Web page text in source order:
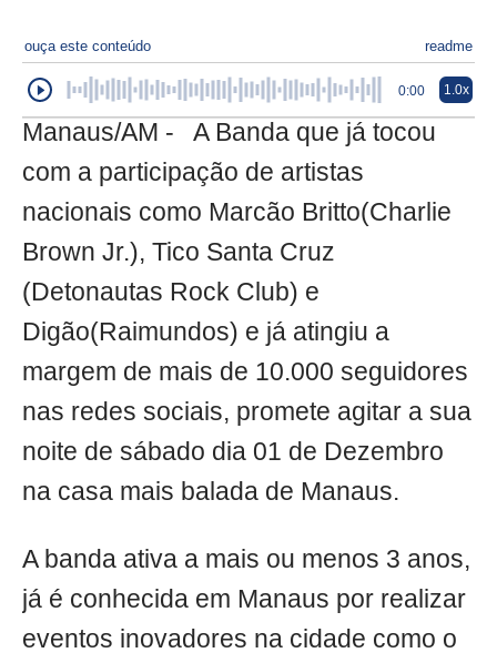
ouça este conteúdo readme
0:00 1.0x
Manaus/AM - A Banda que já tocou
com a participação de artistas
nacionais como Marcão Britto(Charlie
Brown Jr.), Tico Santa Cruz
(Detonautas Rock Club) e
Digão(Raimundos) e já atingiu a
margem de mais de 10.000 seguidores
nas redes sociais, promete agitar a sua
noite de sábado dia 01 de Dezembro
na casa mais balada de Manaus.
A banda ativa a mais ou menos 3 anos,
já é conhecida em Manaus por realizar
eventos inovadores na cidade como o